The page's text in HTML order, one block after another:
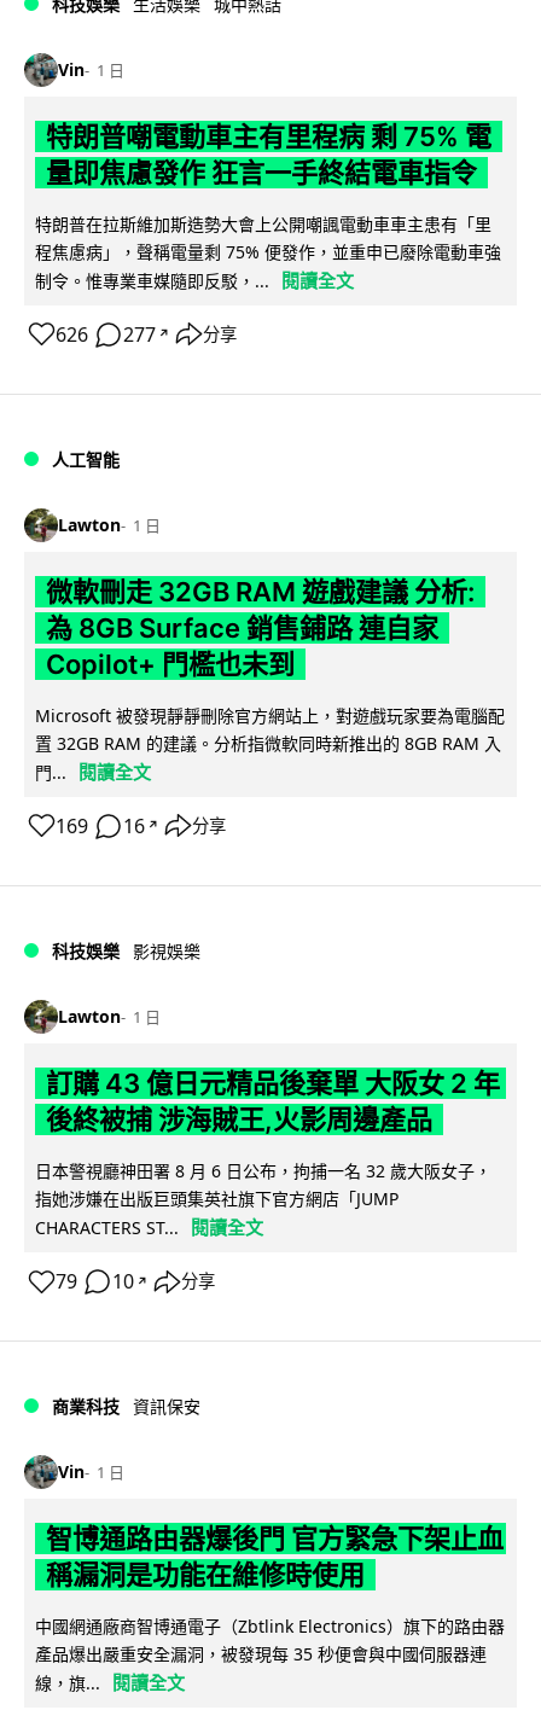
Vin 1 日
特朗普嘲電動車主有里程病 剩 75% 電
量即焦慮發作 狂言一手終結電車指令
特朗普在拉斯維加斯造勢大會上公開嘲諷電動車車主患有「里
程焦慮病」，聲稱電量剩 75% 便發作，並重申已廢除電動車強
制令。惟專業車媒隨即反駁，...
閱讀全文
626 277 ↗ 分享
人工智能
Lawton 1 日
微軟刪走 32GB RAM 遊戲建議 分析:
為 8GB Surface 銷售鋪路 連自家
Copilot+ 門檻也未到
Microsoft 被發現靜靜刪除官方網站上，對遊戲玩家要為電腦配
置 32GB RAM 的建議。分析指微軟同時新推出的 8GB RAM 入
門...
閱讀全文
169 16 ↗ 分享
科技娛樂 影視娛樂
Lawton 1 日
訂購 43 億日元精品後棄單 大阪女 2 年
後終被捕 涉海賊王,火影周邊產品
日本警視廳神田署 8 月 6 日公布，拘捕一名 32 歲大阪女子，
指她涉嫌在出版巨頭集英社旗下官方網店「JUMP
CHARACTERS ST...
閱讀全文
79 10 ↗ 分享
商業科技 資訊保安
Vin 1 日
智博通路由器爆後門 官方緊急下架止血
稱漏洞是功能在維修時使用
中國網通廠商智博通電子（Zbtlink Electronics）旗下的路由器
產品爆出嚴重安全漏洞，被發現每 35 秒便會與中國伺服器連
線，旗...
閱讀全文